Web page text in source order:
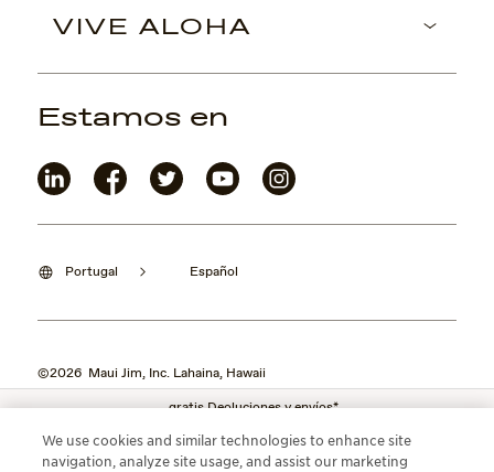
gratis Deoluciones y envíos*
VIVE ALOHA
Portugal Español
©2026 Maui Jim, Inc. Lahaina, Hawaii
Estamos en
We use cookies and similar technologies to enhance site
navigation, analyze site usage, and assist our marketing